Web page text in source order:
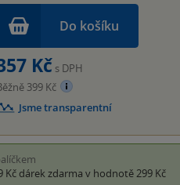
Do košíku
Kč s DPH
399 Kč
Jsme transparentní
Kč dárek zdarma v hodnotě 299 Kč